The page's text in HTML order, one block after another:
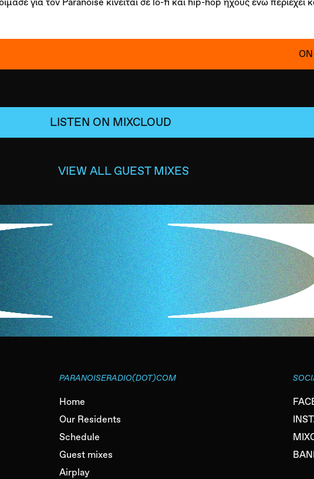
LISTEN ON MIXCLOUD
VIEW ALL GUEST MIXES
PARANOISERADIO(DOT)COM
Home
Our Residents
Schedule
Guest mixes
Airplay